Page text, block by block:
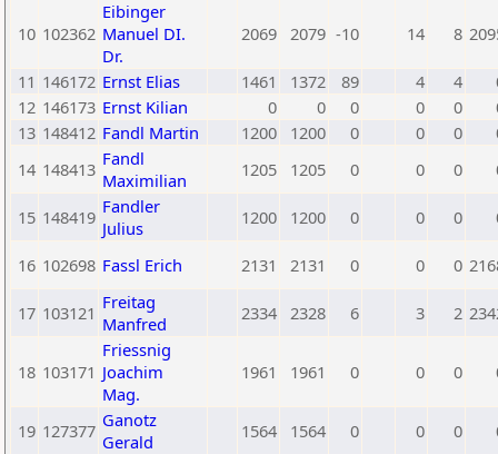
10 102362
Eibinger
Manuel DI.
Dr.
2069 2079 -10 14 8
11 146172 Ernst Elias 1461 1372 89 4 4
12 146173 Ernst Kilian 0 0 0 0 0
13 148412 Fandl Martin 1200 1200 0 0 0
14 148413 Fandl
Maximilian
1205 1205 0 0 0
15 148419 Fandler
Julius
1200 1200 0 0 0
16 102698 Fassl Erich 2131 2131 0 0 0
17 103121 Freitag
Manfred
2334 2328 6 3 2
18 103171
Friessnig
Joachim
Mag.
1961 1961 0 0 0
19 127377 Ganotz
Gerald
1564 1564 0 0 0